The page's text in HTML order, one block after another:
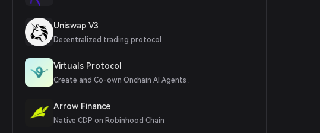
Uniswap V3
Decentralized trading protocol
Virtuals Protocol
Create and Co-own Onchain AI Agents .
Arrow Finance
Native CDP on Robinhood Chain